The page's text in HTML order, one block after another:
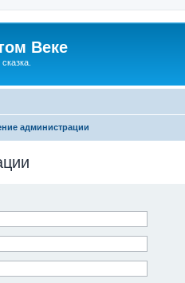
Веке
администрации